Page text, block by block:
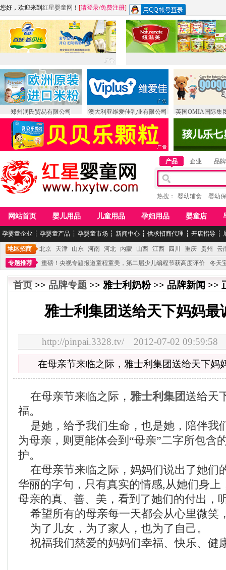
您好，欢迎来到 红星婴童网 ！ [请登录/免费注册]
郑州润氏贸易有限公司 澳大利亚维爱佳乳业有限公司 英国OMIA国际集
产品 企业 品牌
热搜： 婴幼辅食 婴幼
网站首页 婴儿用品 儿童用品 孕妇用品 婴童店
孕婴童企业 ┆ 孕婴童产品 ┆ 孕婴童市场 ┆ 新闻中心 ┆ 供求招商代理 ┆ 开店指导 ┆
地区招商 北京 天津 山东 河南 河北 内蒙 山西 江西 四川 重庆 贵州
云
专题推荐
重磅！央视专题报道童程童美，第二届少儿编程节获高度评价
冬天
不能再单纯地销售产品,而要向增强服务转型,毕竟母婴产品比较特殊。”
妇幼广场
首页 >> 品牌专题 >> 雅士利奶粉 >> 品牌新闻 >>
雅士利集团送给天下妈妈最
http://pinpai.3328.tv/ 2012-07-02
在母亲节来临之际，雅士利集团送给天下妈
在母亲节来临之际， 雅士利集团送给天
福。
是她，给予我们生命，也是她，陪伴我
为母亲，则更能体会到“母亲”二字所包含
护。
在母亲节来临之际，妈妈们说出了她们
华丽的字句，只有真实的情感,从她们身上
母亲的真、善、美，看到了她们的付出，
希望所有的母亲每一天都会从心里微笑
为了儿女，为了家人，也为了自己。
祝福我们慈爱的妈妈们幸福、快乐、健